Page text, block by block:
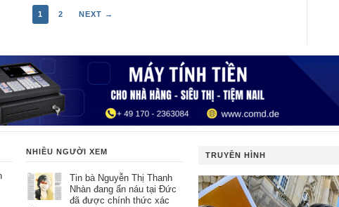
1 2 NEXT →
NHIỀU NGƯỜI XEM
Tin bà Nguyễn Thị Thanh
Nhàn đang ẩn náu tại Đức
đã được chính thức xác
TRUYỀN HÌNH